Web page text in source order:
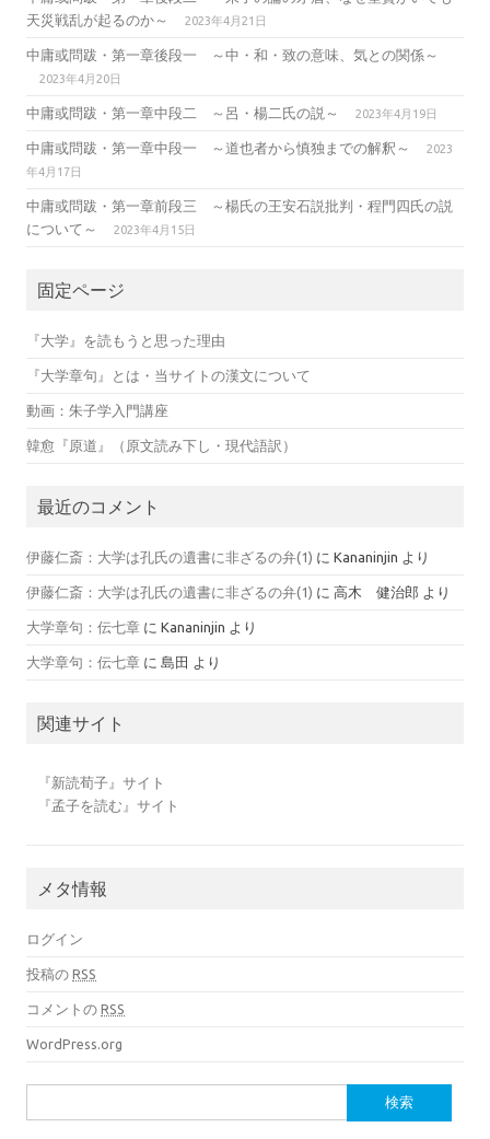
天災戦乱が起るのか～
2023年4月21日
中庸或問跋・第一章後段一 ～中・和・致の意味、気との関係～
2023年4月20日
中庸或問跋・第一章中段二 ～呂・楊二氏の説～ 2023年4月19日
中庸或問跋・第一章中段一 ～道也者から慎独までの解釈～
2023
年4月17日
中庸或問跋・第一章前段三 ～楊氏の王安石説批判・程門四氏の説
について～
2023年4月15日
固定ページ
『大学』を読もうと思った理由
『大学章句』とは・当サイトの漢文について
動画：朱子学入門講座
韓愈『原道』（原文読み下し・現代語訳）
最近のコメント
伊藤仁斎：大学は孔氏の遺書に非ざるの弁(1) に Kananinjin より
伊藤仁斎：大学は孔氏の遺書に非ざるの弁(1) に 高木 健治郎 より
大学章句：伝七章 に Kananinjin より
大学章句：伝七章 に 島田 より
関連サイト
『新読荀子』サイト
『孟子を読む』サイト
メタ情報
ログイン
投稿の RSS
コメントの RSS
WordPress.org